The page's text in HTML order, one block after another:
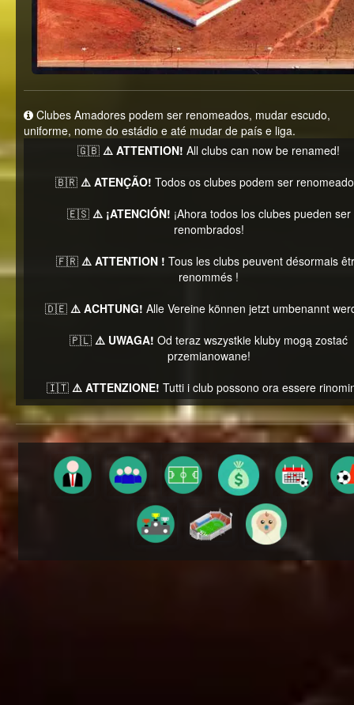
Clubes Amadores podem ser renomeados, mudar escudo,
uniforme, nome do estádio e até mudar de país e liga.
🇬🇧 ⚠️ ATTENTION! All clubs can now be renamed!
🇧🇷 ⚠️ ATENÇÃO! Todos os clubes podem ser
🇪🇸 ⚠️ ¡ATENCIÓN! ¡Ahora todos los clubes pueden ser
renombrados!
🇫🇷 ⚠️ ATTENTION ! Tous les clubs peuvent désormais
renommés !
🇩🇪 ⚠️ ACHTUNG! Alle Vereine können jetzt umbenannt
🇵🇱 ⚠️ UWAGA! Od teraz wszystkie kluby mogą zostać
przemianowane!
🇮🇹 ⚠️ ATTENZIONE! Tutti i club possono ora essere